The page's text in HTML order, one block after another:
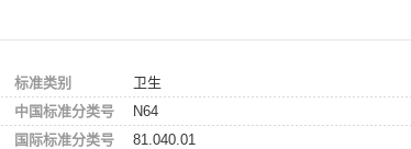
标准类别
卫生
中国标准分类号
N64
国际标准分类号
81.040.01